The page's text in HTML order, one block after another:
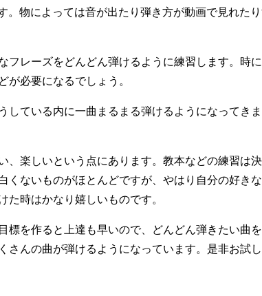
。物によっては音が出たり弾き方が動画で見れた
フレーズをどんどん弾けるように練習します。時
が必要になるでしょう。
している内に一曲まるまる弾けるようになってきま
、楽しいという点にあります。教本などの練習は決
くないものがほとんどですが、やはり自分の好き
た時はかなり嬉しいものです。
標を作ると上達も早いので、どんどん弾きたい曲
さんの曲が弾けるようになっています。是非お試し